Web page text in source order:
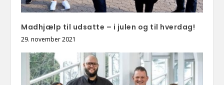
Madhjælp til udsatte – i julen og til hverdag!
29. november 2021